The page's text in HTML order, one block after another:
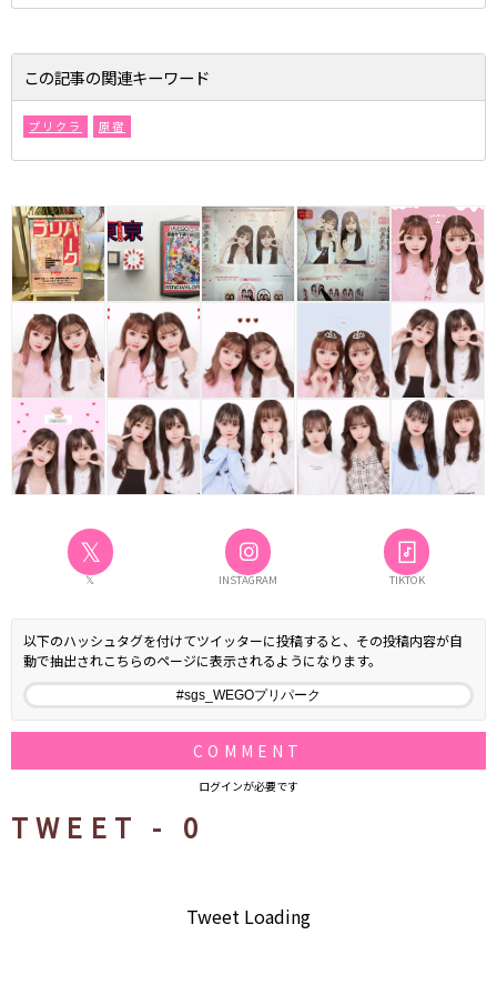
この記事の関連キーワード
プリクラ 原宿
𝕏
𝕏 INSTAGRAM TIKTOK
以下のハッシュタグを付けてツイッターに投稿すると、その投稿内容が自
動で抽出されこちらのページに表示されるようになります。
COMMENT
ログインが必要です
TWEET - 0
Tweet Loading